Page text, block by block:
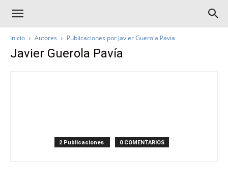
Inicio Autores Publicaciones por Javier Guerola Pavía
Javier Guerola Pavía
2 Publicaciones 0 COMENTARIOS